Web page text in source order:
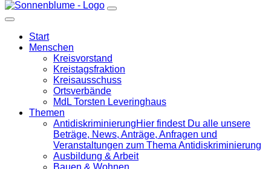
Start
Menschen
Kreisvorstand
Kreistagsfraktion
Kreisausschuss
Ortsverbände
MdL Torsten Leveringhaus
Themen
Antidiskrimi­nierungHier findest Du alle unsere
Beträge, News, Anträge, Anfragen und
Veranstaltungen zum Thema Antidiskriminierung
Ausbildung & Arbeit
Bauen & Wohnen